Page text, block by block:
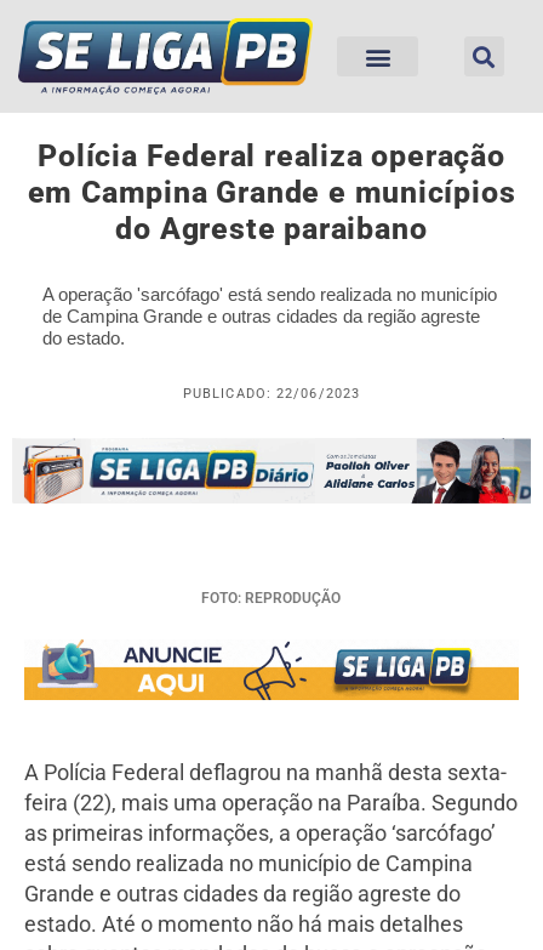
Polícia Federal realiza operação
em Campina Grande e municípios
do Agreste paraibano
A operação 'sarcófago' está sendo realizada no município
de Campina Grande e outras cidades da região agreste
do estado.
PUBLICADO: 22/06/2023
FOTO: REPRODUÇÃO
A Polícia Federal deflagrou na manhã desta sexta-
feira (22), mais uma operação na Paraíba. Segundo
as primeiras informações, a operação ‘sarcófago’
está sendo realizada no município de Campina
Grande e outras cidades da região agreste do
estado. Até o momento não há mais detalhes